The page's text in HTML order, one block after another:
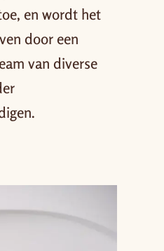
en wordt het
door een
van diverse